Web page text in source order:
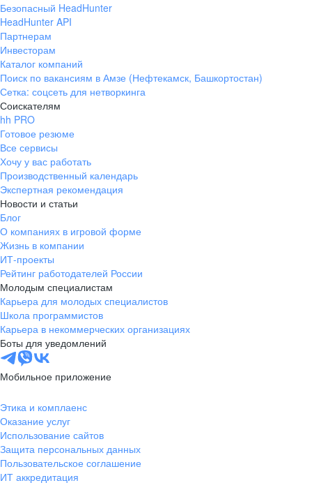
Безопасный HeadHunter
HeadHunter API
Партнерам
Инвесторам
Каталог компаний
Поиск по вакансиям в Амзе (Нефтекамск, Башкортостан)
Сетка: соцсеть для нетворкинга
Соискателям
hh PRO
Готовое резюме
Все сервисы
Хочу у вас работать
Производственный календарь
Экспертная рекомендация
Новости и статьи
Блог
О компаниях в игровой форме
Жизнь в компании
ИТ-проекты
Рейтинг работодателей России
Молодым специалистам
Карьера для молодых специалистов
Школа программистов
Карьера в некоммерческих организациях
Боты для уведомлений
Мобильное приложение
Этика и комплаенс
Оказание услуг
Использование сайтов
Защита персональных данных
Пользовательское соглашение
ИТ аккредитация